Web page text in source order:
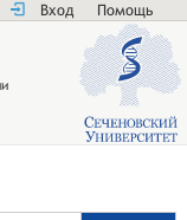
Вход Помощь